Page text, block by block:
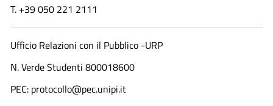
T. +39 050 221 2111
Ufficio Relazioni con il Pubblico -URP
N. Verde Studenti 800018600​
PEC: protocollo@pec.unipi.it